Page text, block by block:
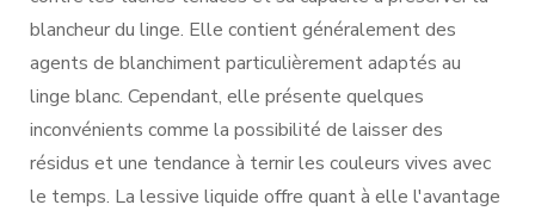
blancheur du linge. Elle contient généralement des
agents de blanchiment particulièrement adaptés au
linge blanc. Cependant, elle présente quelques
inconvénients comme la possibilité de laisser des
résidus et une tendance à ternir les couleurs vives avec
le temps. La lessive liquide offre quant à elle l'avantage